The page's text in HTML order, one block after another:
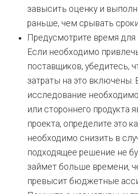
завысить оценку и
раньше, чем срывать
Предусмотрите время
Если необходимо
поставщиков, убедитесь,
затраты на это включены.
исследование
или стороннего продукта
проекта, определите это
необходимо снизить в
подходящее решение не
займет больше времени,
превысит бюджетные